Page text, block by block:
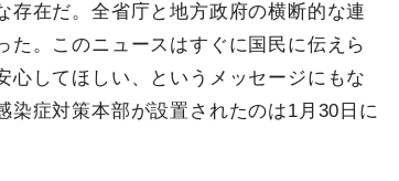
存在だ。全省庁と地方政府の横断的な連
。このニュースはすぐに国民に伝えら
してほしい、というメッセージにもな
染症対策本部が設置されたのは1月30日に